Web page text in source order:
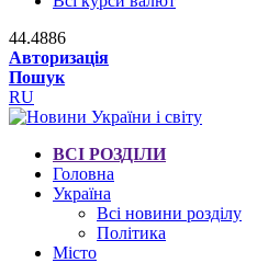
44.4886
Авторизація
Пошук
RU
ВСІ РОЗДІЛИ
Головна
Україна
Всі новини розділу
Політика
Місто